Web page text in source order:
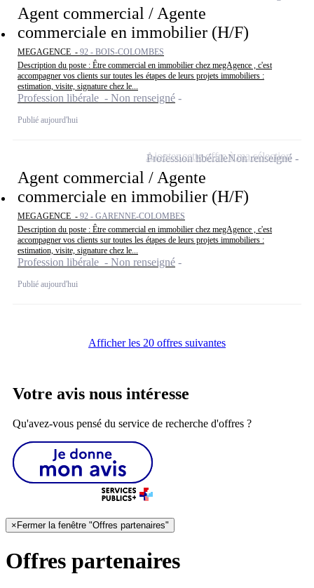
Agent commercial / Agente
commerciale en immobilier (H/F)
MEGAGENCE - 92 - BOIS-COLOMBES
Description du poste : Être commercial en immobilier chez megAgence , c'est
accompagner vos clients sur toutes les étapes de leurs projets immobiliers :
estimation, visite, signature chez le...
Profession libérale - Non renseigné
Publié aujourd'hui
Agent commercial / Agente
commerciale en immobilier (H/F)
MEGAGENCE - 92 - GARENNE-COLOMBES
Description du poste : Être commercial en immobilier chez megAgence , c'est
accompagner vos clients sur toutes les étapes de leurs projets immobiliers :
estimation, visite, signature chez le...
Profession libérale - Non renseigné
Publié aujourd'hui
Profession libéraleNon renseigné
Ajouter cette offre à ma sélection
Afficher les 20 offres suivantes
Votre avis nous intéresse
Qu'avez-vous pensé du service de recherche d'offres ?
× Fermer la fenêtre "Offres partenaires"
Offres partenaires